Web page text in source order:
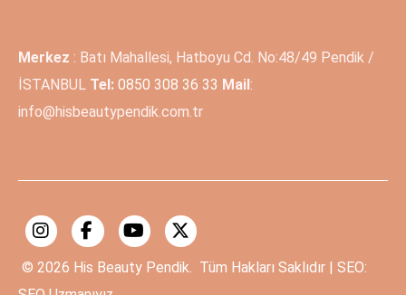
Merkez : Batı Mahallesi, Hatboyu Cd. No:48/49 Pendik /
İSTANBUL Tel: 0850 308 36 33 Mail:
info@hisbeautypendik.com.tr
© 2026 His Beauty Pendik. Tüm Hakları Saklıdır | SEO: